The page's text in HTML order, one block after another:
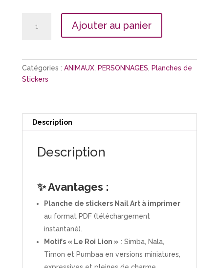
Ajouter au panier
Catégories : ANIMAUX, PERSONNAGES
Planches de
Stickers
Description
Description
✨ Avantages :
Planche de stickers Nail Art à imprimer
au format PDF (téléchargement
instantané).
Motifs « Le Roi Lion » : Simba, Nala,
Timon et Pumbaa en versions miniatures,